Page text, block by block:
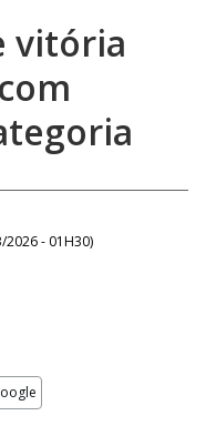
vitória
2026 - 01H30)